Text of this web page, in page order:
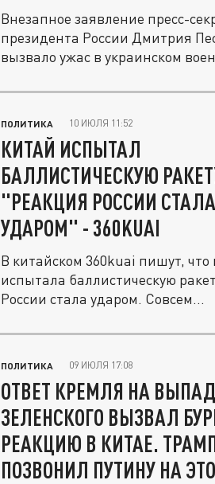
Внезапное заявление пресс-
президента России Дмитрия
вызвало ужас в украинском
ПОЛИТИКА 10 ИЮЛЯ 11:52
КИТАЙ ИСПЫТАЛ
БАЛЛИСТИЧЕСКУЮ
"РЕАКЦИЯ РОССИИ СТАЛА
УДАРОМ" - 360KUAI
В китайском 360kuai пишут, что
испытала баллистическую
России стала ударом. Совсем...
ПОЛИТИКА 09 ИЮЛЯ 17:08
ОТВЕТ КРЕМЛЯ НА ВЫПАД
ЗЕЛЕНСКОГО ВЫЗВАЛ
РЕАКЦИЮ В КИТАЕ.
ПОЗВОНИЛ ПУТИНУ НА